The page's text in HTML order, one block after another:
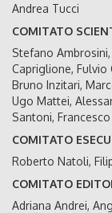
Andrea Tucci
COMITATO
Stefano
Capriglione, Fulvio
Bruno Inzitari,
Ugo Mattei,
Santoni,
COMITATO
Roberto Natoli,
COMITATO
Adriana Andrei,